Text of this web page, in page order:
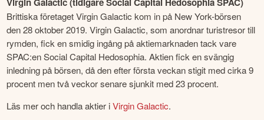
Brittiska företaget Virgin Galactic kom in på New York-börsen
den 28 oktober 2019. Virgin Galactic, som anordnar turistresor till
rymden, fick en smidig ingång på aktiemarknaden tack vare
SPAC:en Social Capital Hedosophia. Aktien fick en svängig
inledning på börsen, då den efter första veckan stigit med cirka 9
procent men två veckor senare sjunkit med 23 procent.
Läs mer och handla aktier i Virgin Galactic.